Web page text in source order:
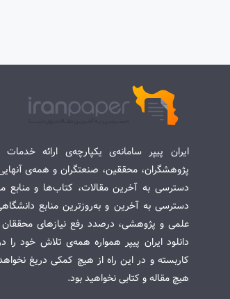
ایران پیپر سامانه‌ی یکپارچه‌ی ارائه
پژوهشگران، محققین، صنعتگران و همه‌ی
دسترسی به آخرین مقالات، کتاب‌ها و منابع
دسترسی به آخرین و به‌روزترین منابع
علمی و پژوهشی، درصدد رفع نیازهای
دانلود ایران پیپر همواره همه‌ی تلاش خود
کاربسته و در این راه از هیچ کمکی دریغ
هیچ مقاله و کتابی نخواهید بود.